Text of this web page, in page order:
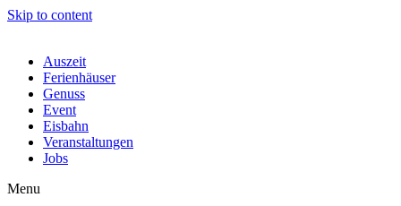
Skip to content
Auszeit
Ferienhäuser
Genuss
Event
Eisbahn
Veranstaltungen
Jobs
Menu